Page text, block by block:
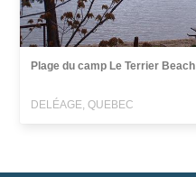
Plage du camp Le Terrier Beach
DELÉAGE, QUEBEC